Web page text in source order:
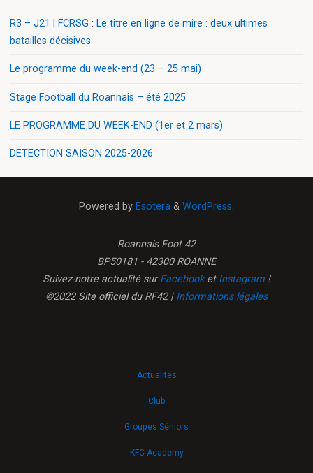
R3 – J21 | FCRSG : Le titre en ligne de mire : deux ultimes
batailles décisives
Le programme du week-end (23 – 25 mai)
Stage Football du Roannais – été 2025
LE PROGRAMME DU WEEK-END (1er et 2 mars)
DETECTION SAISON 2025-2026
Powered by Esotera & WordPress.
Roannais Foot 42
BP50181 - 42300 ROANNE
Suivez-notre actualité surFacebooket Instagram !
©2022 Site officiel du RF42 | Informations légales
Actualités
Club
Groupes Séniors
KFC Academy